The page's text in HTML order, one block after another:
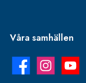
Våra samhällen
FacebookInstagramYouTube